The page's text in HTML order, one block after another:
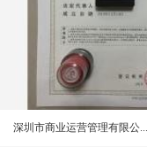
深圳市商业运营管理有限公...